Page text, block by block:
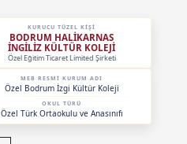
KURUCU TÜZEL KİŞİ
BODRUM HALİKARNAS
İNGİLİZ KÜLTÜR KOLEJİ
Özel Eğitim Ticaret Limited Şirketi
MEB RESMİ KURUM ADI
Özel Bodrum İzgi Kültür Koleji
OKUL TÜRÜ
Özel Türk Ortaokulu ve Anasınıfı